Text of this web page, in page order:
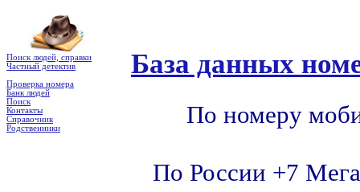
Поиск людей, справки
Частный детектив
Проверка номера
Банк людей
Поиск
Контакты
Справочник
Родственники
База данных
По номеру
По России +7